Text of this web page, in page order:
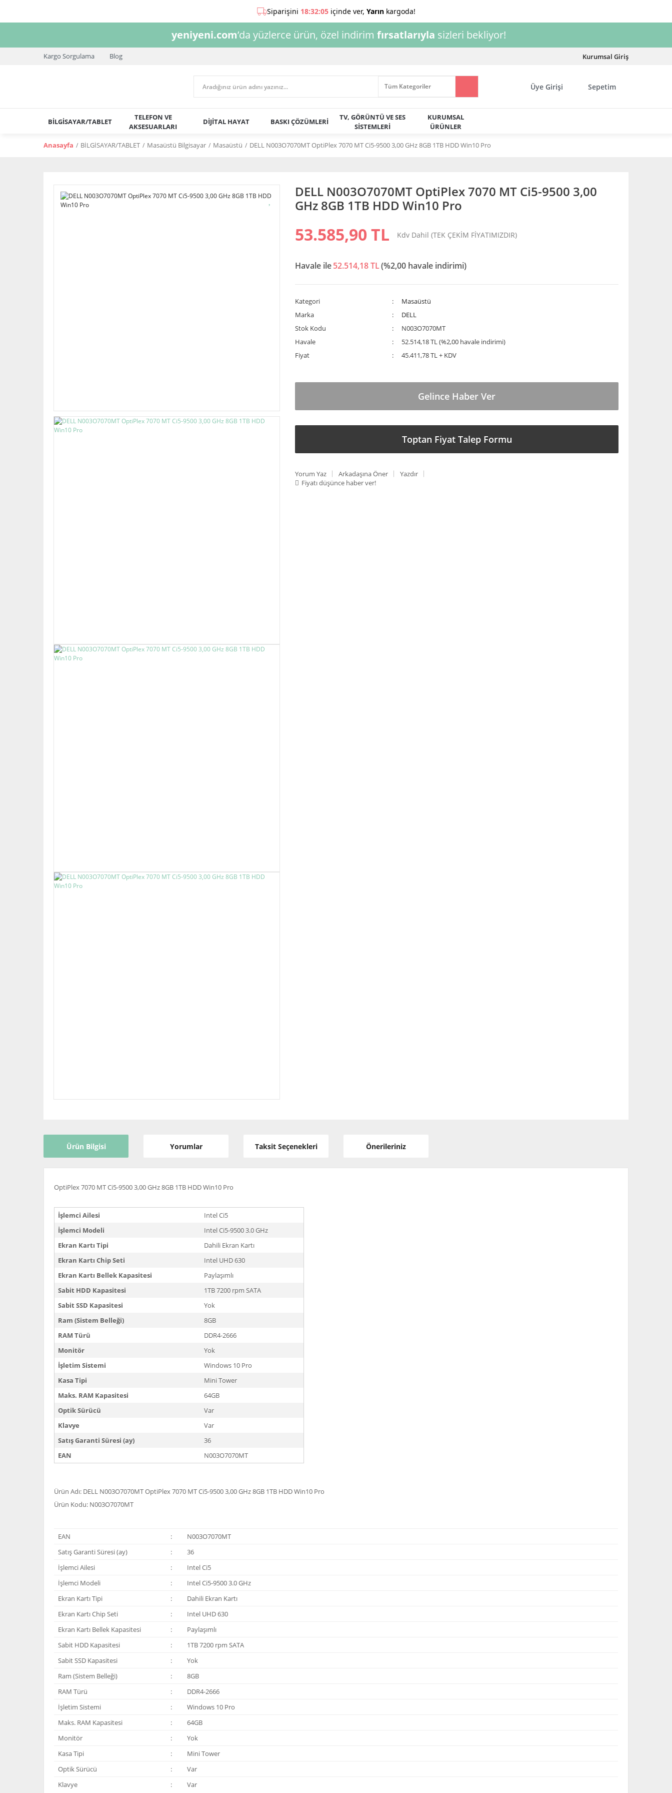
yeniyeni.com’da yüzlerce ürün, özel indirim fırsatlarıyla sizleri bekliyor!
Kargo Sorgulama Blog Kurumsal Giriş
Üye Girişi Sepetim
BİLGİSAYAR/TABLET
TELEFON VE
AKSESUARLARI
DİJİTAL HAYAT BASKI ÇÖZÜMLERİ
TV, GÖRÜNTÜ VE SES
SİSTEMLERİ
KURUMSAL
ÜRÜNLER
Anasayfa BİLGİSAYAR/TABLET Masaüstü Bilgisayar Masaüstü DELL N003O7070MT OptiPlex 7070 MT Ci5-9500 3,00 GHz 8GB 1TB HDD Win10 Pro
DELL N003O7070MT OptiPlex 7070 MT Ci5-9500 3,00
GHz 8GB 1TB HDD Win10 Pro
53.585,90 TL Kdv Dahil (TEK ÇEKİM FİYATIMIZDIR)
Havale ile52.514,18 TL(%2,00 havale indirimi)
Kategori
Masaüstü
Marka
DELL
Stok Kodu
N003O7070MT
Havale
52.514,18 TL (%2,00 havale indirimi)
Fiyat
45.411,78 TL + KDV
Gelince Haber Ver
Toptan Fiyat Talep Formu
Yorum Yaz Arkadaşına Öner
Yazdır
Fiyatı düşünce haber ver!
Ürün Bilgisi Yorumlar Taksit Seçenekleri Önerileriniz
OptiPlex 7070 MT Ci5-9500 3,00 GHz 8GB 1TB HDD Win10 Pro
İşlemci Ailesi
Intel Ci5
İşlemci Modeli
Intel Ci5-9500 3.0 GHz
Ekran Kartı Tipi
Dahili Ekran Kartı
Ekran Kartı Chip Seti
Intel UHD 630
Ekran Kartı Bellek Kapasitesi
Paylaşımlı
Sabit HDD Kapasitesi
1TB 7200 rpm SATA
Sabit SSD Kapasitesi
Yok
Ram (Sistem Belleği)
8GB
RAM Türü
DDR4-2666
Monitör
Yok
İşletim Sistemi
Windows 10 Pro
Kasa Tipi
Mini Tower
Maks. RAM Kapasitesi
64GB
Optik Sürücü
Var
Klavye
Var
Satış Garanti Süresi (ay)
36
EAN
N003O7070MT
Ürün Adı: DELL N003O7070MT OptiPlex 7070 MT Ci5-9500 3,00 GHz 8GB 1TB HDD Win10 Pro
Ürün Kodu: N003O7070MT
EAN :
N003O7070MT
Satış Garanti Süresi (ay)
:
36
İşlemci Ailesi
:
Intel Ci5
İşlemci Modeli
:
Intel Ci5-9500 3.0 GHz
Ekran Kartı Tipi
:
Dahili Ekran Kartı
Ekran Kartı Chip Seti
:
Intel UHD 630
Ekran Kartı Bellek Kapasitesi
:
Paylaşımlı
Sabit HDD Kapasitesi
:
1TB 7200 rpm SATA
Sabit SSD Kapasitesi
:
Yok
Ram (Sistem Belleği)
:
8GB
RAM Türü
:
DDR4-2666
İşletim Sistemi
:
Windows 10 Pro
Maks. RAM Kapasitesi
:
64GB
Monitör
:
Yok
Kasa Tipi
:
Mini Tower
Optik Sürücü
:
Var
Klavye
: Var